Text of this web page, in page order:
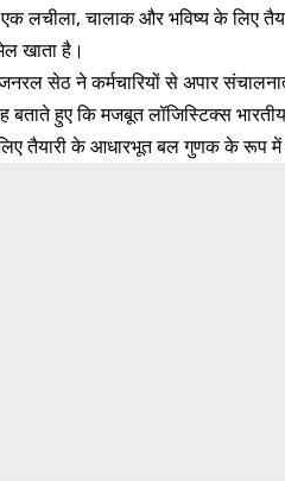
लचीला, चालाक और भविष्य के लिए
खाता है।
सेठ ने कर्मचारियों से अपार
बताते हुए कि मजबूत लॉजिस्टिक्स
तैयारी के आधारभूत बल गुणक के रूप में